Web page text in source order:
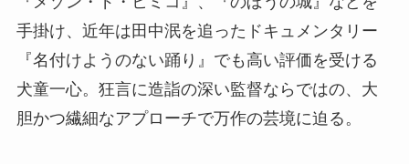
手掛け、近年は田中泯を追ったドキュメンタリー
『名付けようのない踊り』でも高い評価を受ける
犬童一心。狂言に造詣の深い監督ならではの、大
胆かつ繊細なアプローチで万作の芸境に迫る。